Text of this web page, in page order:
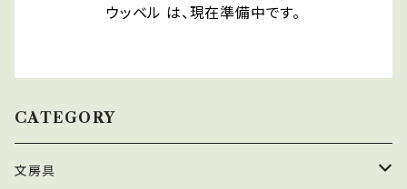
ウッベル は、現在準備中です。
CATEGORY
文房具